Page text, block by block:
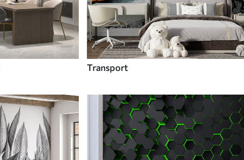
Transport